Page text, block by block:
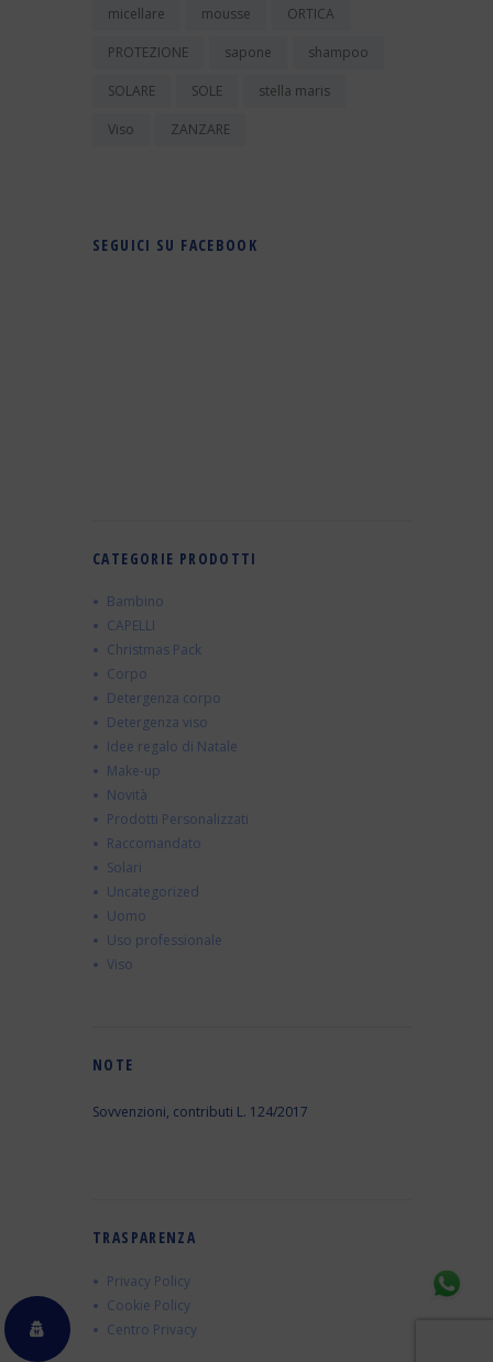
micellare mousse ORTICA
PROTEZIONE sapone shampoo
SOLARE SOLE stella maris
Viso ZANZARE
SEGUICI SU FACEBOOK
CATEGORIE PRODOTTI
Bambino
CAPELLI
Christmas Pack
Corpo
Detergenza corpo
Detergenza viso
Idee regalo di Natale
Make-up
Novità
Prodotti Personalizzati
Raccomandato
Solari
Uncategorized
Uomo
Uso professionale
Viso
NOTE
Sovvenzioni, contributi L. 124/2017
TRASPARENZA
Privacy Policy
Cookie Policy
Centro Privacy